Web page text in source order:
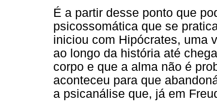
É a partir desse ponto que
psicossomática que se
iniciou com Hipócrates, uma
ao longo da história até
corpo e que a alma não é
aconteceu para que
a psicanálise que, já em